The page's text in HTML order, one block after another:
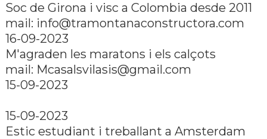
Soc de Girona i visc a Colombia desde 2011
mail: info@tramontanaconstructora.com
16-09-2023
M'agraden les maratons i els calçots
mail: Mcasalsvilasis@gmail.com
15-09-2023
15-09-2023
Estic estudiant i treballant a Amsterdam